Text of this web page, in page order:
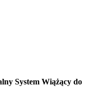
System Wiążący do